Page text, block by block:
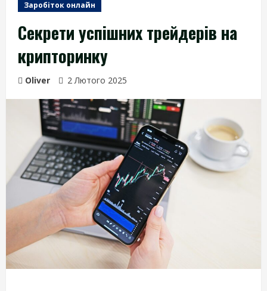
Заробіток онлайн
Секрети успішних трейдерів на
крипторинку
Oliver 2 Лютого 2025